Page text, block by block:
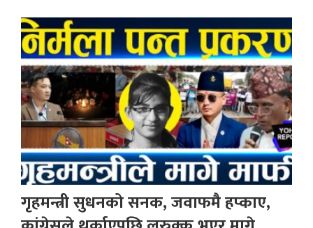
गृहमन्त्री सुधनको सनक, जवाफमै हप्काए,